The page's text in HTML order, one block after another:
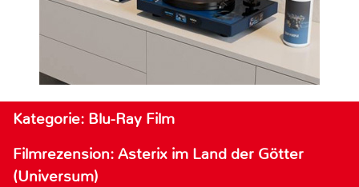
Kategorie: Blu-Ray Film
Filmrezension: Asterix im Land der Götter
(Universum)